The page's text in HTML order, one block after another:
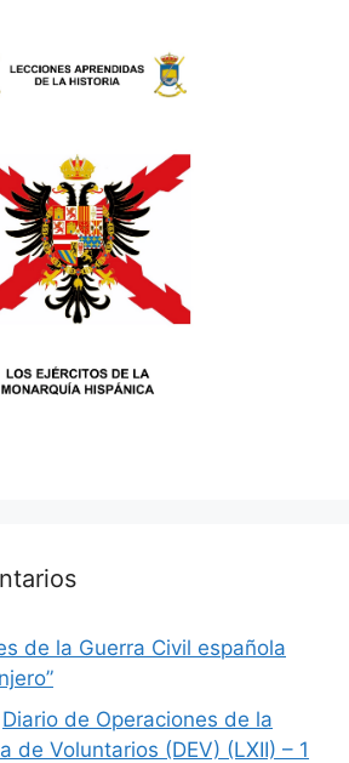
de la Guerra Civil española
Diario de Operaciones de la
de Voluntarios (DEV) (LXII) – 1